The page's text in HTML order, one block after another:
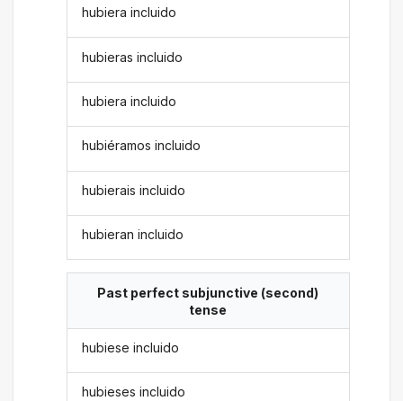
hubiera incluido
hubieras incluido
hubiera incluido
hubiéramos incluido
hubierais incluido
hubieran incluido
Past perfect subjunctive (second)
tense
hubiese incluido
hubieses incluido